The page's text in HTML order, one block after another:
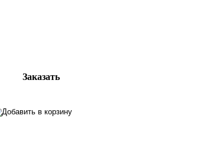
Заказать